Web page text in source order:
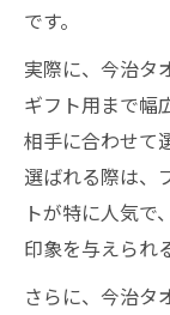
です。
実際に、今治タ
ギフト用まで幅
相手に合わせて
選ばれる際は、
トが特に人気で
印象を与えられ
さらに、今治タ